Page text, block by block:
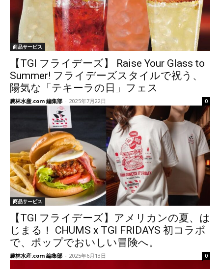
商品サービス
【TGI フライデーズ】 Raise Your Glass to
Summer! フライデーズスタイルで祝う、
陽気な「テキーラの日」フェス
農林水産.com 編集部 - 2025年7月22日 0
商品サービス
【TGI フライデーズ】アメリカンの夏、は
じまる！ CHUMS x TGI FRIDAYS 初コラボ
で、ポップでおいしい冒険へ。
農林水産.com 編集部 - 2025年6月13日 0